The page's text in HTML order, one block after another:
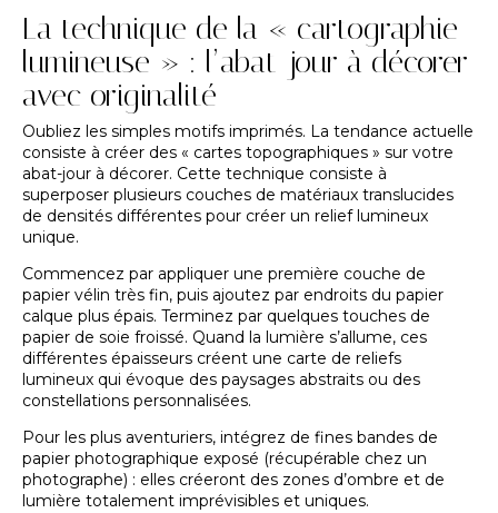
La technique de la « cartographie
lumineuse » : l’abat-jour à décorer
avec originalité
Oubliez les simples motifs imprimés. La tendance actuelle
consiste à créer des « cartes topographiques » sur votre
abat-jour à décorer. Cette technique consiste à
superposer plusieurs couches de matériaux translucides
de densités différentes pour créer un relief lumineux
unique.
Commencez par appliquer une première couche de
papier vélin très fin, puis ajoutez par endroits du papier
calque plus épais. Terminez par quelques touches de
papier de soie froissé. Quand la lumière s’allume, ces
différentes épaisseurs créent une carte de reliefs
lumineux qui évoque des paysages abstraits ou des
constellations personnalisées.
Pour les plus aventuriers, intégrez de fines bandes de
papier photographique exposé (récupérable chez un
photographe) : elles créeront des zones d’ombre et de
lumière totalement imprévisibles et uniques.